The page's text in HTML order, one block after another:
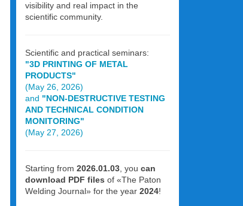
visibility and real impact in the
scientific community.
Scientific and practical seminars:
"3D PRINTING OF METAL
PRODUCTS"
(May 26, 2026)
and "NON-DESTRUCTIVE TESTING
AND TECHNICAL CONDITION
MONITORING"
(May 27, 2026)
Starting from 2026.01.03, you can
download PDF files of «The Paton
Welding Journal» for the year 2024!